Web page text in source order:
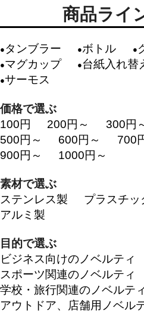
商品ライ
タンブラー ボトル
マグカップ
台紙入れ替
サーモス
価格で選ぶ
100円
200円～ 300円
500円～
600円～ 700
900円～
1000円～
素材で選ぶ
ステンレス製
プラスチッ
アルミ製
目的で選ぶ
ビジネス向けのノベルティ
スポーツ関連のノベルティ
学校・旅行関連のノベルテ
アウトドア、店舗用ノベル